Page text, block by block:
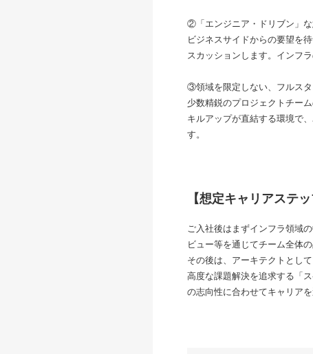
②「エンジニア・ドリブン」
ビジネスサイドからの要望を
スカッションします。インフ
③領域を限定しない、フルス
少数精鋭のプロジェクトチー
キルアップが直結する環境で
す。
【想定キャリアステッ
ご入社後はまずインフラ領域
ビュー等を通じてチーム全体
その後は、アーキテクトとし
高度な課題解決を追求する「
の志向性に合わせてキャリア